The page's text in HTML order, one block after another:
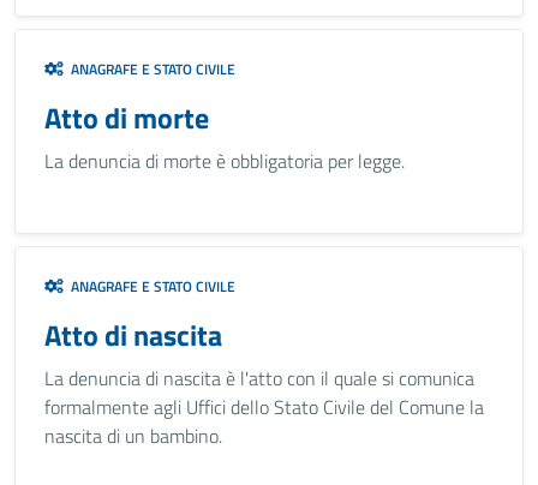
ANAGRAFE E STATO CIVILE
Atto di morte
La denuncia di morte è obbligatoria per legge.
ANAGRAFE E STATO CIVILE
Atto di nascita
La denuncia di nascita è l'atto con il quale si comunica
formalmente agli Uffici dello Stato Civile del Comune la
nascita di un bambino.